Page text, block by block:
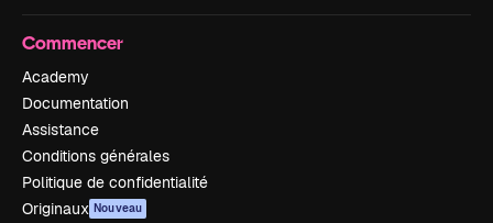
Commencer
Academy
Documentation
Assistance
Conditions générales
Politique de confidentialité
Originaux Nouveau